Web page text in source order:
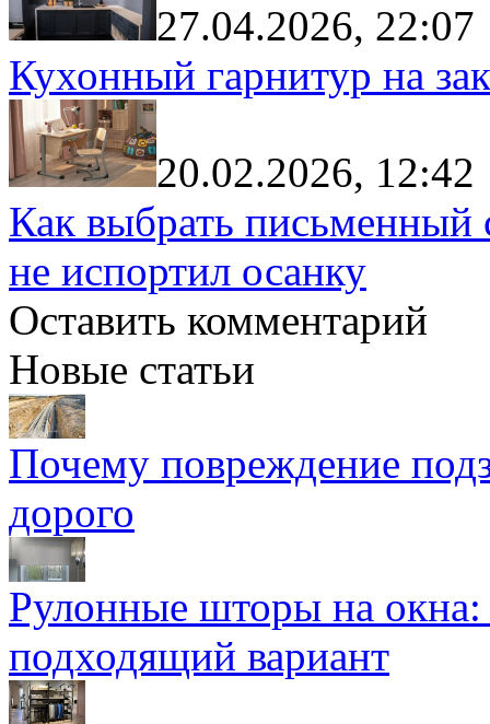
27.04.2026, 22:07
Кухонный гарнитур на
20.02.2026, 12:42
Как выбрать письменный
не испортил осанку
Оставить комментарий
Новые статьи
Почему повреждение
дорого
Рулонные шторы на
подходящий вариант